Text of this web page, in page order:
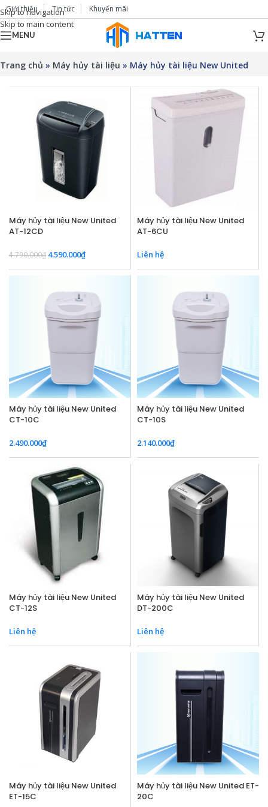
Skip to navigation
Skip to main content
Giới thiệu Tin tức Khuyến mãi
MENU
Trang chủ » Máy hủy tài liệu » Máy hủy tài liệu New United
Máy hủy tài liệu New United
AT-12CD
4.790.000₫ 4.590.000₫
Máy hủy tài liệu New United
AT-6CU
Liên hệ
Máy hủy tài liệu New United
CT-10C
2.490.000₫
Máy hủy tài liệu New United
CT-10S
2.140.000₫
Máy hủy tài liệu New United
CT-12S
Liên hệ
Máy hủy tài liệu New United
DT-200C
Liên hệ
Máy hủy tài liệu New United
ET-15C
Máy hủy tài liệu New United ET-
20C